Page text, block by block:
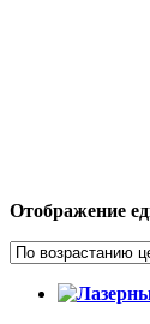
Отображение